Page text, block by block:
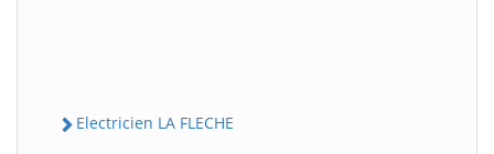
Electricien LA FLECHE